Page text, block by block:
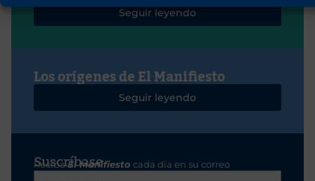
Seguir leyendo
Los orígenes de El Manifiesto
Seguir leyendo
Suscríbase
RecibaEl Manifiesto cada día en su correo